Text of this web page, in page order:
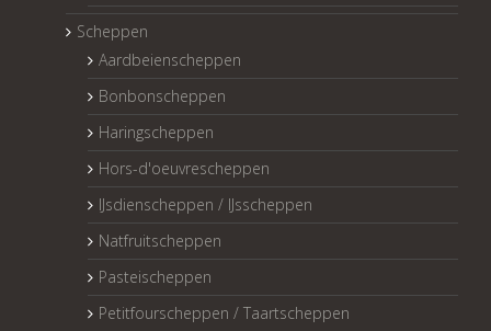
Scheppen
Aardbeienscheppen
Bonbonscheppen
Haringscheppen
Hors-d'oeuvrescheppen
IJsdienscheppen / IJsscheppen
Natfruitscheppen
Pasteischeppen
Petitfourscheppen / Taartscheppen